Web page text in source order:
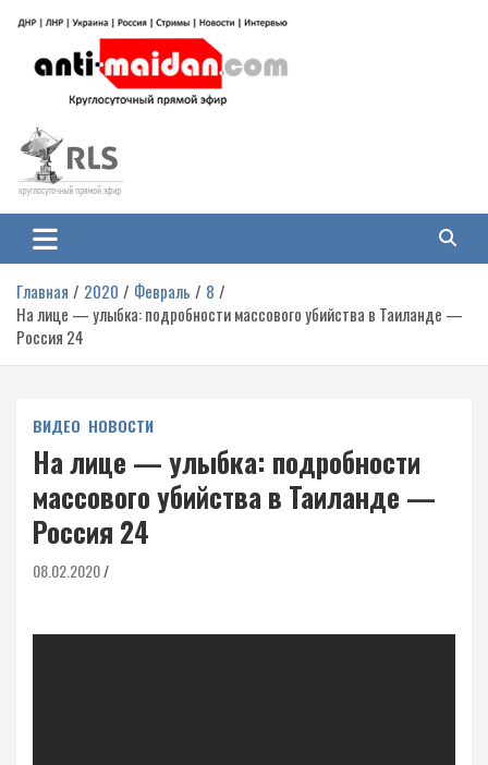
содержимому
Антимайдан: Гражданская война
на Украине
гражданской войне на Украине, включая события в Новороссии, ДНР,
ЛНР и других регионах.
Главная 2020 Февраль
8
На лице — улыбка: подробности массового убийства в Таиланде —
Россия 24
ВИДЕО НОВОСТИ
На лице — улыбка: подробности
массового убийства в Таиланде —
Россия 24
08.02.2020